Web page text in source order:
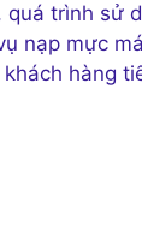
trình sử
nạp mực
hàng